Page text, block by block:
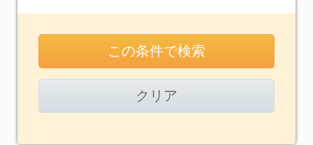
この条件で検索
クリア